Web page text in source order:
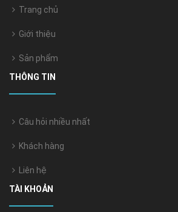
Trang chủ
Giới thiệu
Sản phẩm
THÔNG TIN
Câu hỏi nhiều nhất
Khách hàng
Liên hệ
TÀI KHOẢN